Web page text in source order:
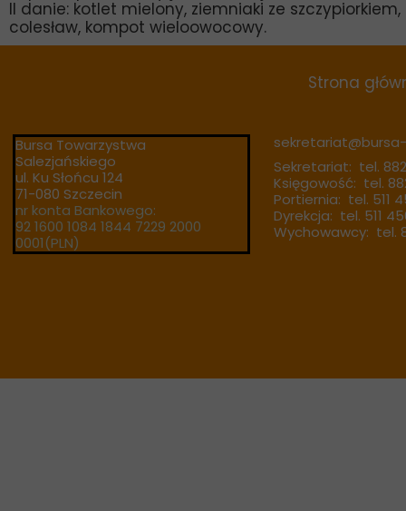
II danie: kotlet mielony, ziemniaki ze
colesław, kompot wieloowocowy.
Strona
Bursa Towarzystwa
Salezjańskiego
ul. Ku Słońcu 124
71-080 Szczecin
nr konta Bankowego:
92 1600 1084 1844 7229 2000
0001(PLN)
Sekretariat: tel.
Księgowość: tel.
Portiernia: tel. 511
Dyrekcja: tel. 511
Wychowawcy: tel.